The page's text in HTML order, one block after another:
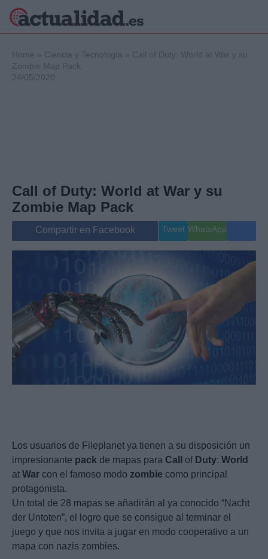
Internacional
Viajes
Musica
Home » Ciencia y Tecnología » Call of Duty: World at War y su
Zombie Map Pack
24/05/2020
Call of Duty: World at War y su
Zombie Map Pack
Compartir en Facebook Tweet WhatsApp
Los usuarios de Fileplanet ya tienen a su disposición un
impresionante pack de mapas para Call of Duty: World
at War con el famoso modo zombie como principal
protagonista.
Un total de 28 mapas se añadirán al ya conocido “Nacht
der Untoten”, el logro que se consigue al terminar el
juego y que nos invita a jugar en modo cooperativo a un
mapa con nazis zombies.